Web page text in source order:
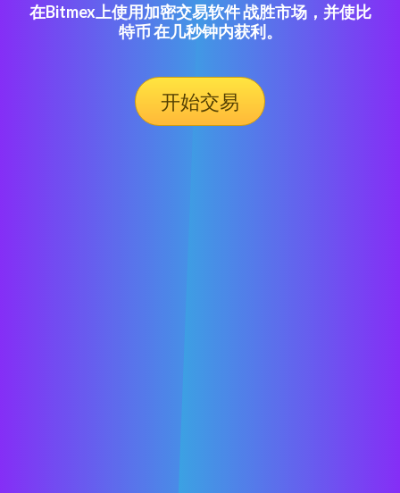
在Bitmex上使用加密交易软件 战胜市场，并使比
特币 在几秒钟内获利。
开始交易